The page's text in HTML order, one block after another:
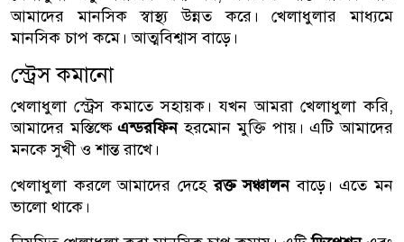
আমাদের মানসিক স্বাস্থ্য উন্নত করে। খেলাধুলার মাধ্যমে
মানসিক চাপ কমে। আত্মবিশ্বাস বাড়ে।
স্ট্রেস কমানো
খেলাধুলা স্ট্রেস কমাতে সহায়ক। যখন আমরা খেলাধুলা করি,
আমাদের মস্তিষ্কেএন্ডরফিনহরমোন মুক্তি পায়। এটি আমাদের
মনকে সুখী ও শান্ত রাখে।
খেলাধুলা করলে আমাদের দেহেরক্ত সঞ্চালনবাড়ে। এতে মন
ভালো থাকে।